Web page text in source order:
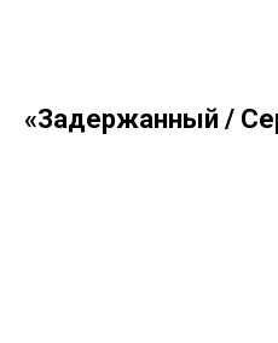
«Задержанный /